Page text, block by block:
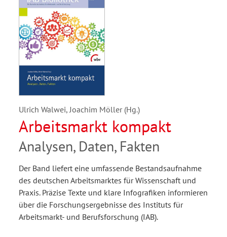
Ulrich Walwei, Joachim Möller (Hg.)
Arbeitsmarkt kompakt
Analysen, Daten, Fakten
Der Band liefert eine umfassende Bestandsaufnahme
des deutschen Arbeitsmarktes für Wissenschaft und
Praxis. Präzise Texte und klare Infografiken informieren
über die Forschungsergebnisse des Instituts für
Arbeitsmarkt- und Berufsforschung (IAB).